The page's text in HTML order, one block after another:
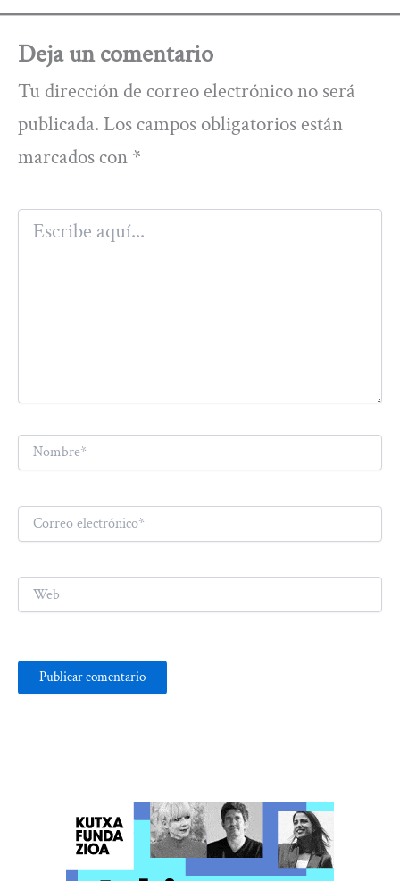
Deja un comentario
Tu dirección de correo electrónico no será
publicada. Los campos obligatorios están
marcados con *
aquí...
Nombre*
Correo
electrónico*